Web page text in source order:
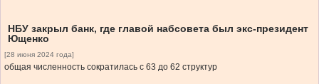
НБУ закрыл банк, где главой набсовета был экс-президент
Ющенко
[28 июня 2024 года]
общая численность сократилась с 63 до 62 структур